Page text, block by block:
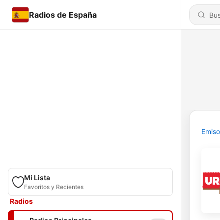
Radios de España
Mi Lista
Favoritos y Recientes
Radios